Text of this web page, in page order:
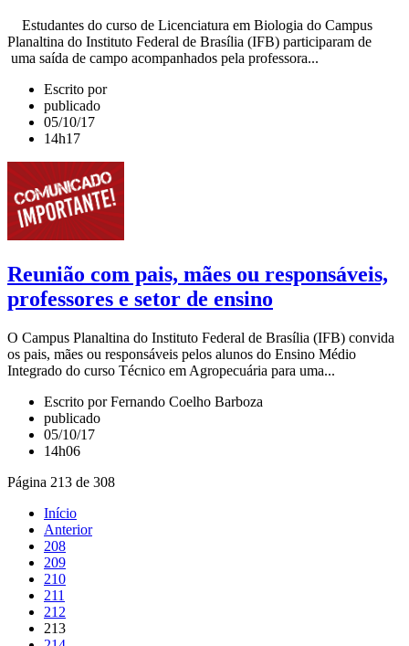
Estudantes do curso de Licenciatura em Biologia do Campus
Planaltina do Instituto Federal de Brasília (IFB) participaram de
uma saída de campo acompanhados pela professora...
Escrito por
publicado
05/10/17
14h17
Reunião com pais, mães ou responsáveis,
professores e setor de ensino
O Campus Planaltina do Instituto Federal de Brasília (IFB) convida
os pais, mães ou responsáveis pelos alunos do Ensino Médio
Integrado do curso Técnico em Agropecuária para uma...
Escrito por Fernando Coelho Barboza
publicado
05/10/17
14h06
Página 213 de 308
Início
Anterior
208
209
210
211
212
213